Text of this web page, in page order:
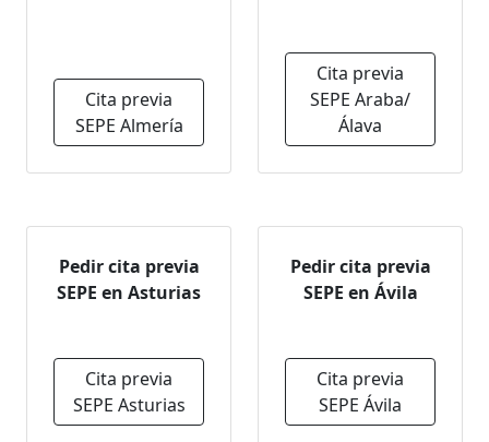
Cita previa
SEPE Almería
Cita previa
SEPE Araba/
Álava
Pedir cita previa
SEPE en Asturias
Cita previa
SEPE Asturias
Pedir cita previa
SEPE en Ávila
Cita previa
SEPE Ávila